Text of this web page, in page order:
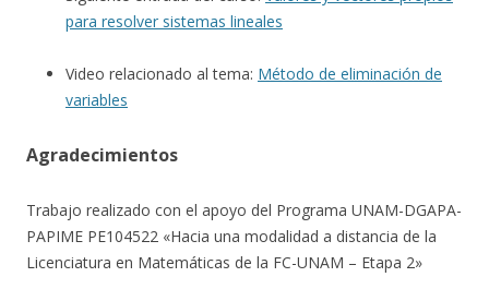
para resolver sistemas lineales
Video relacionado al tema: Método de eliminación de
variables
Agradecimientos
Trabajo realizado con el apoyo del Programa UNAM-DGAPA-
PAPIME PE104522 «Hacia una modalidad a distancia de la
Licenciatura en Matemáticas de la FC-UNAM – Etapa 2»